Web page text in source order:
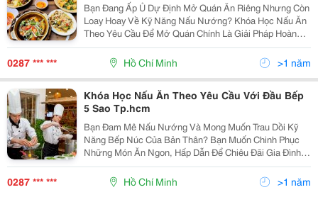
Bạn Đang Ấp Ủ Dự Định Mở Quán Ăn Riêng Nhưng Còn
Loay Hoay Về Kỹ Năng Nấu Nướng? Khóa Học Nấu Ăn
Theo Yêu Cầu Để Mở Quán Chính Là Giải Pháp Hoàn
Hảo Dành Cho Bạn! Tham Gia Khóa Học, Bạn Sẽ Được
Trang Bị Đầy Đủ Kiến Thức Và Kỹ Năng Cần Thiết Để
Tự Tin...
0287 *** *** Hồ Chí Minh >1 năm
Khóa Học Nấu Ăn Theo Yêu Cầu Với Đầu Bếp
5 Sao Tp.hcm
Bạn Đam Mê Nấu Nướng Và Mong Muốn Trau Dồi Kỹ
Năng Bếp Núc Của Bản Thân? Bạn Muốn Chinh Phục
Những Món Ăn Ngon, Hấp Dẫn Để Chiêu Đãi Gia Đình,
Bạn Bè Hay Thậm Chí Thử Sức Với Nghề Đầu Bếp
Chuyên Nghiệp? Khóa Học Nấu Ăn Theo Yêu Cầu Với
Đầu Bếp 5 Sao...
0287 *** *** Hồ Chí Minh >1 năm